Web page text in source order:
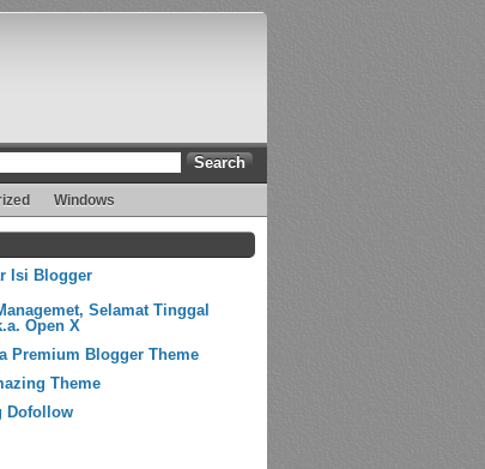
Windows
Isi Blogger
Selamat Tinggal
Open X
Premium Blogger Theme
Theme
Dofollow